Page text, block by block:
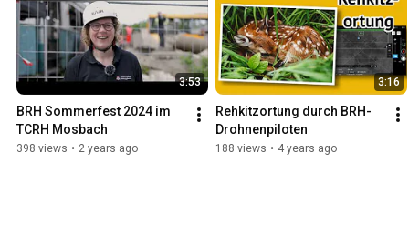
3:53
BRH Sommerfest 2024 im
TCRH Mosbach
398 views • 2 years ago
3:16
Rehkitzortung durch BRH-
Drohnenpiloten
188 views • 4 years ago